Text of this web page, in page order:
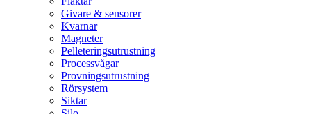
Givare & sensorer
Kvarnar
Magneter
Pelleteringsutrustning
Processvågar
Provningsutrustning
Rörsystem
Siktar